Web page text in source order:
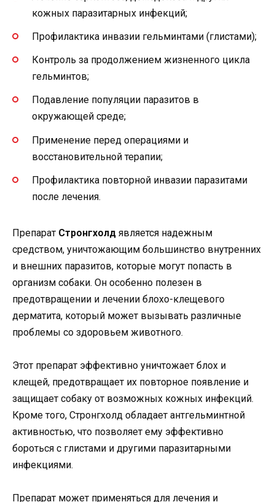
кожных паразитарных инфекций;
Профилактика инвазии гельминтами (глистами);
Контроль за продолжением жизненного цикла
гельминтов;
Подавление популяции паразитов в
окружающей среде;
Применение перед операциями и
восстановительной терапии;
Профилактика повторной инвазии паразитами
после лечения.
Препарат Стронгхолд является надежным
средством, уничтожающим большинство внутренних
и внешних паразитов, которые могут попасть в
организм собаки. Он особенно полезен в
предотвращении и лечении блохо-клещевого
дерматита, который может вызывать различные
проблемы со здоровьем животного.
Этот препарат эффективно уничтожает блох и
клещей, предотвращает их повторное появление и
защищает собаку от возможных кожных инфекций.
Кроме того, Стронгхолд обладает антгельминтной
активностью, что позволяет ему эффективно
бороться с глистами и другими паразитарными
инфекциями.
Препарат может применяться для лечения и